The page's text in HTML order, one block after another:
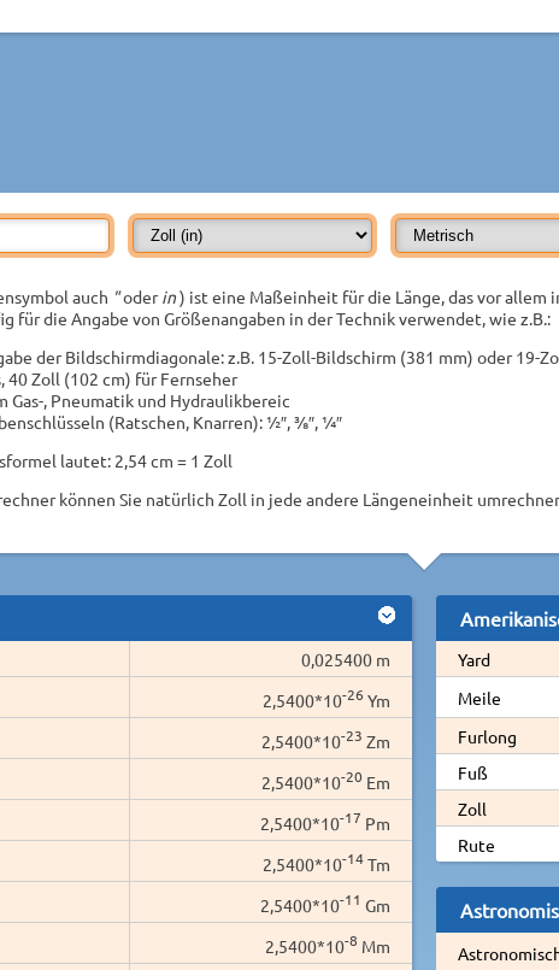
auch "oderin) ist eine Maßeinheit für die Länge, das vor allem
für die Angabe von Größenangaben in der Technik verwendet, wie z.B.:
der Bildschirmdiagonale: z.B. 15-Zoll-Bildschirm (381 mm) oder 19-
40 Zoll (102 cm) für Fernseher
Gas-, Pneumatik und Hydraulikbereic
(Ratschen, Knarren): ½″, ⅜″, ¼″
lautet: 2,54 cm = 1 Zoll
können Sie natürlich Zoll in jede andere Längeneinheit
0,025400 m
2,5400*10-26 Ym
2,5400*10-23 Zm
2,5400*10-20 Em
2,5400*10-17 Pm
2,5400*10-14Tm
2,5400*10-11 Gm
2,5400*10-8 Mm
Yard
Meile
Furlong
Fuß
Zoll
Rute